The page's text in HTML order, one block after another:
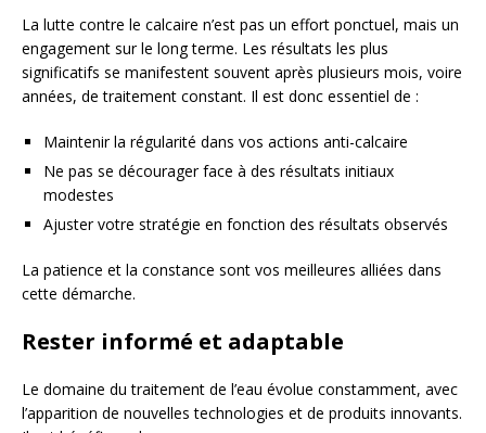
La lutte contre le calcaire n’est pas un effort ponctuel, mais un
engagement sur le long terme. Les résultats les plus
significatifs se manifestent souvent après plusieurs mois, voire
années, de traitement constant. Il est donc essentiel de :
Maintenir la régularité dans vos actions anti-calcaire
Ne pas se décourager face à des résultats initiaux
modestes
Ajuster votre stratégie en fonction des résultats observés
La patience et la constance sont vos meilleures alliées dans
cette démarche.
Rester informé et adaptable
Le domaine du traitement de l’eau évolue constamment, avec
l’apparition de nouvelles technologies et de produits innovants.